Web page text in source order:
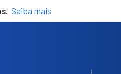
Saiba mais